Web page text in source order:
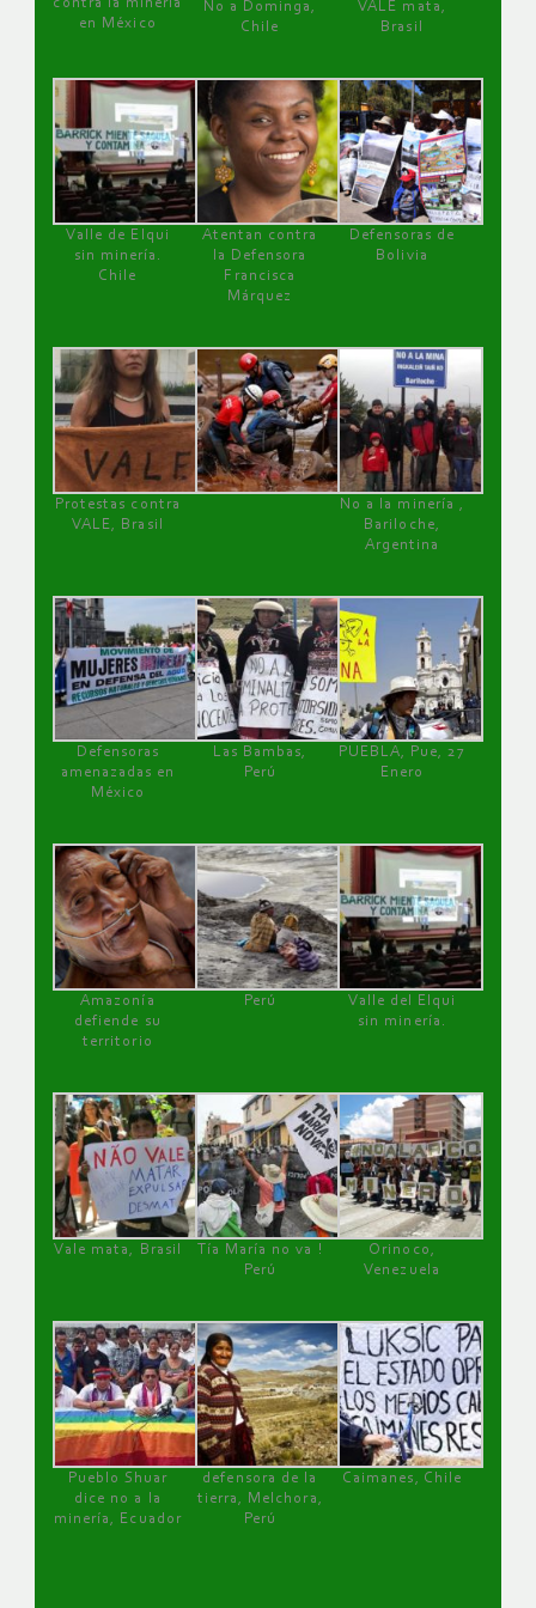
contra la minería
en México
No a Dominga,
Chile
VALE mata,
Brasil
Valle de Elqui
sin minería.
Chile
Atentan contra
la Defensora
Francisca
Márquez
Defensoras de
Bolivia
Protestas contra
VALE, Brasil
No a la minería ,
Bariloche,
Argentina
Defensoras
amenazadas en
México
Las Bambas,
Perú
PUEBLA, Pue, 27
Enero
Amazonía
defiende su
territorio
Perú
Valle del Elqui
sin minería.
Vale mata, Brasil
Tía María no va !
Perú
Orinoco,
Venezuela
Pueblo Shuar
dice no a la
minería, Ecuador
defensora de la
tierra, Melchora,
Perú
Caimanes, Chile